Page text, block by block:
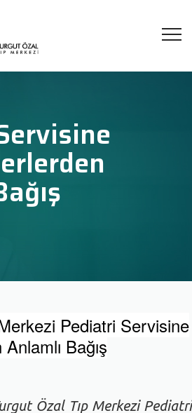
Pediatri Servisine
Bağış
Özal Tıp Merkezi Pediatri